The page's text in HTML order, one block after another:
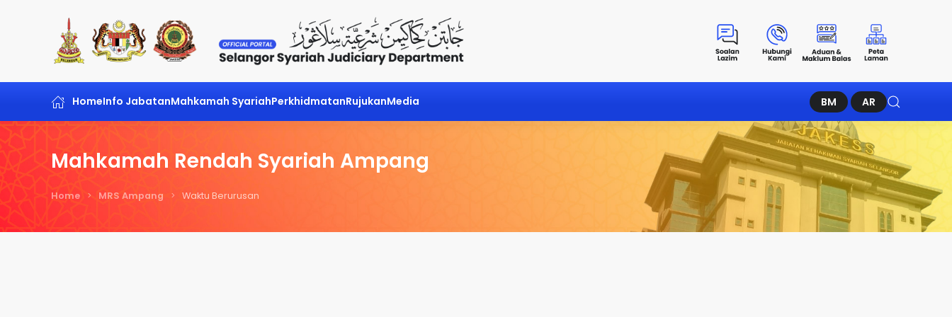
Skip to main content
HomeInfo JabatanMahkamah SyariahPerkhidmatanRujukanMedia BM AR
Mahkamah Rendah Syariah Ampang
Home MRS Ampang Waktu Berurusan